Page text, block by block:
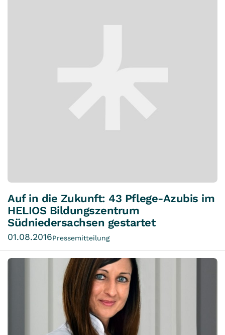
Auf in die Zukunft: 43 Pflege-Azubis im
HELIOS Bildungszentrum
Südniedersachsen gestartet
01.08.2016Pressemitteilung